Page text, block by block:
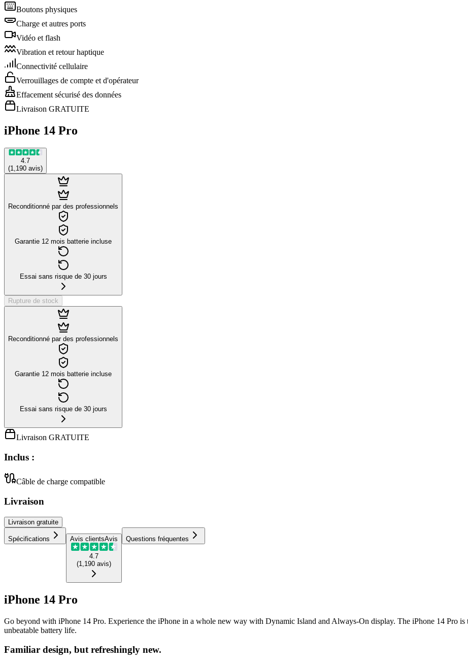
Boutons physiques
Charge et autres ports
Vidéo et flash
Vibration et retour haptique
Connectivité cellulaire
Verrouillages de compte et d'opérateur
Effacement sécurisé des données
Livraison GRATUITE
iPhone 14 Pro
4.7
(1,190 avis)
Reconditionné par des professionnels
Garantie 12 mois batterie incluse
Essai sans risque de 30 jours
Rupture de stock
Reconditionné par des professionnels
Garantie 12 mois batterie incluse
Essai sans risque de 30 jours
Livraison GRATUITE
Inclus :
Câble de charge compatible
Livraison
Livraison gratuite
Spécifications Avis clientsAvis
4.7
(1,190 avis)
Questions fréquentes
iPhone 14 Pro
Go beyond with iPhone 14 Pro. Experience the iPhone in a whole new way with Dynamic Island and Always-On display. The iPhone 14 Pro is
unbeatable battery life.
Familiar design, but refreshingly new.